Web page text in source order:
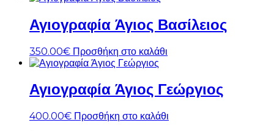
Αγιογραφία Άγιος Βασίλειος
350.00€ Προσθήκη στο καλάθι
Αγιογραφία Άγιος Γεώργιος
400.00€ Προσθήκη στο καλάθι